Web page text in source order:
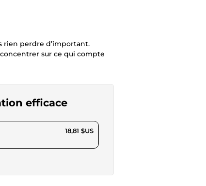
rien perdre d’important.
sur ce qui compte
efficace
18,81 $US